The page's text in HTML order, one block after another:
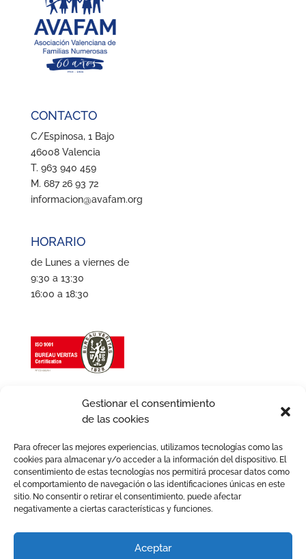
Gestionar el consentimiento
de las cookies
Para ofrecer las mejores experiencias, utilizamos tecnologías como las
cookies para almacenar y/o acceder a la información del dispositivo. El
consentimiento de estas tecnologías nos permitirá procesar datos como
el comportamiento de navegación o las identificaciones únicas en este
sitio. No consentir o retirar el consentimiento, puede afectar
negativamente a ciertas características y funciones.
Aceptar
CONTACTO
C/Espinosa, 1 Bajo
46008 Valencia
T. 963 940 459
M. 687 26 93 72
informacion@avafam.org
HORARIO
de Lunes a viernes de
9:30 a 13:30
16:00 a 18:30
Términos y condiciones